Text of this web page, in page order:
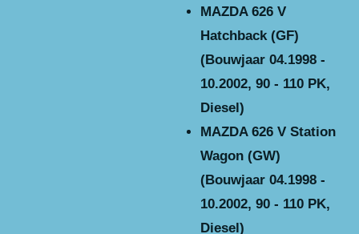
MAZDA 626 V
Hatchback (GF)
(Bouwjaar 04.1998 -
10.2002, 90 - 110 PK,
Diesel)
MAZDA 626 V Station
Wagon (GW)
(Bouwjaar 04.1998 -
10.2002, 90 - 110 PK,
Diesel)